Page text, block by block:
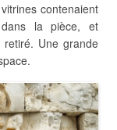
contenaient
la pièce, et
Une grande